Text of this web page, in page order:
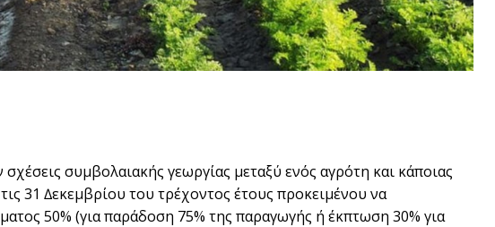
συµβολαιακής γεωργίας µεταξύ ενός αγρότη και κάποιας
31 ∆εκεµβρίου του τρέχοντος έτους προκειµένου να
50% (για παράδοση 75% της παραγωγής ή έκπτωση 30% για